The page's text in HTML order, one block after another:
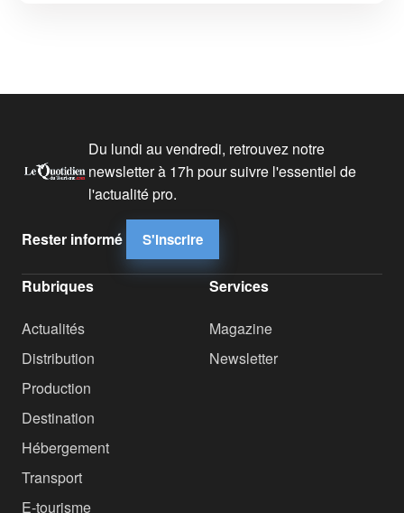
Du lundi au vendredi, retrouvez notre
newsletter à 17h pour suivre l'essentiel de
l'actualité pro.
Rester informé S'inscrire
Rubriques
Actualités
Distribution
Production
Destination
Hébergement
Transport
E-tourisme
Services
Magazine
Newsletter